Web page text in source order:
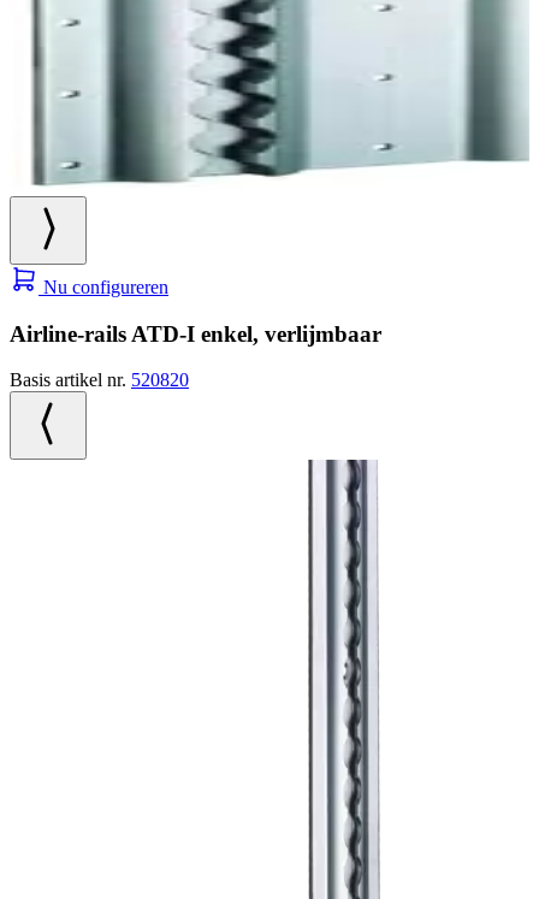
Nu configureren
Airline-rails ATD-I enkel, verlijmbaar
Basis artikel nr. 520820